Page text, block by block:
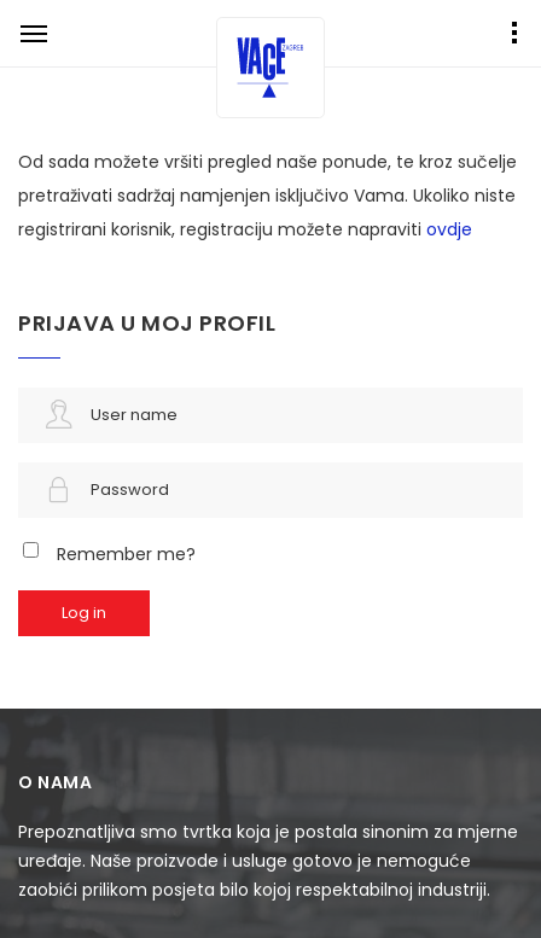
Od sada možete vršiti pregled naše ponude, te kroz sučelje
pretraživati sadržaj namjenjen isključivo Vama. Ukoliko niste
registrirani korisnik, registraciju možete napraviti ovdje
PRIJAVA U MOJ PROFIL
User name
Password
Remember me?
Log in
O NAMA
Prepoznatljiva smo tvrtka koja je postala sinonim za mjerne
uređaje. Naše proizvode i usluge gotovo je nemoguće
zaobići prilikom posjeta bilo kojoj respektabilnoj industriji.